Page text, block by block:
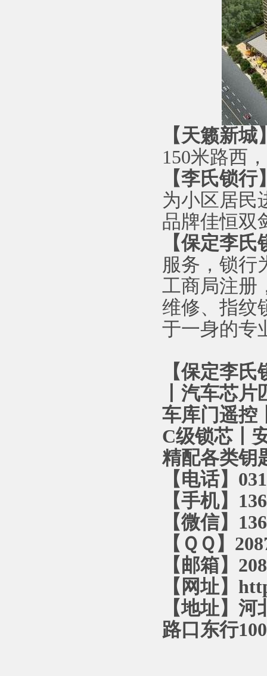
【天籁新城
150米路西
【李氏锁行
为小区居民
品牌佳恒双
【保定李氏
服务，锁行
工商局注册
维修、指纹
于一身的专
【保定李
丨汽车芯
车库门遥控
C级锁芯丨
精配各类钥
【电话】
【手机】
【微信】
【ＱＱ】
【邮箱】
【网址】
【地址】
路口东行